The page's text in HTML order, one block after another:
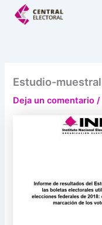
Estudio-
Deja un comentario /